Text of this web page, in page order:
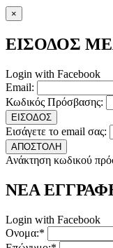
×
ΕΙΣΟΔΟΣ
Login with Facebook
Email:
Κωδικός Πρόσβασης:
ΕΙΣΟΔΟΣ
Εισάγετε το email σας:
ΑΠΟΣΤΟΛΗ
Ανάκτηση κωδικού
ΝΕΑ
Login with Facebook
Ονομα:*